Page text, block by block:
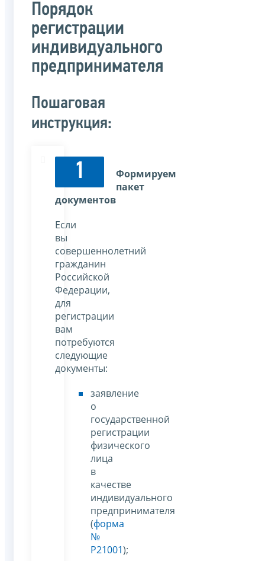
Порядок
регистрации
индивидуального
предпринимателя
Пошаговая
инструкция:
1
Формируем
пакет
документов
Если
вы
совершеннолетний
гражданин
Российской
Федерации,
для
регистрации
вам
потребуются
следующие
документы:
заявление
о
государственной
регистрации
физического
лица
в
качестве
индивидуального
предпринимателя
(форма
№
Р21001);